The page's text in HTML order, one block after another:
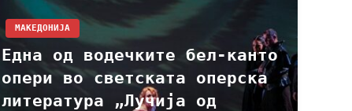
МАКЕДОНИЈА
Една од водечките бел-канто
опери во светската оперска
литература „Лучија од